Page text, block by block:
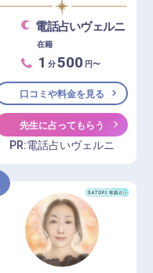
電話占いヴェルニ
在籍
1 分500 円〜
口コミや料金を見る
先生に占ってもらう
PR:電話占いヴェルニ